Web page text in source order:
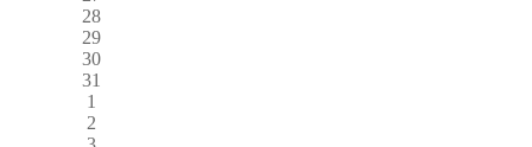
28
29
30
31
1
2